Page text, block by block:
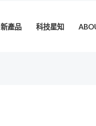
新產品 科技星知